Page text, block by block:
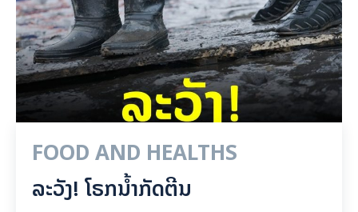
FOOD AND HEALTHS
ລະວັງ! ໂຣກນ້ຳກັດຕີນ